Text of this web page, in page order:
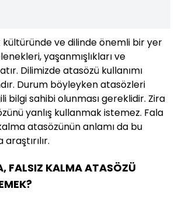
ve dilinde önemli bir yer
yaşanmışlıkları ve
Dilimizde atasözü kullanımı
Durum böyleyken atasözleri
bilgi sahibi olunması gereklidir. Zira
yanlış kullanmak istemez. Fala
atasözünün anlamı da bu
FALSIZ KALMA ATASÖZÜ